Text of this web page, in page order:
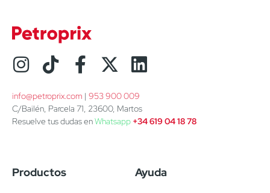
info@petroprix.com | 953 900 009
C/Bailén, Parcela 71, 23600, Martos
Resuelve tus dudas enWhatsapp +34 619 04 18 78
Productos Ayuda